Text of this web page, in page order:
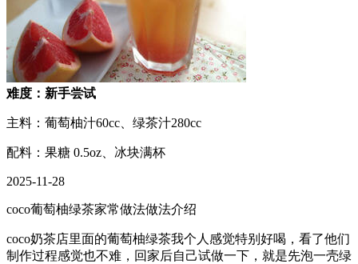
难度：新手尝试
主料：葡萄柚汁60cc、绿茶汁280cc
配料：果糖 0.5oz、冰块满杯
2025-11-28
coco葡萄柚绿茶家常做法做法介绍
coco奶茶店里面的葡萄柚绿茶我个人感觉特别好喝，看了他们
制作过程感觉也不难，回家后自己试做一下，就是先泡一壳绿